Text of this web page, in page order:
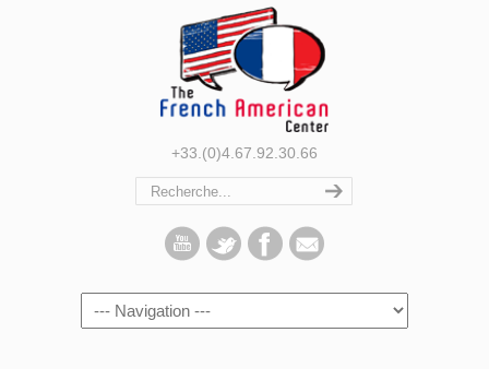
+33.(0)4.67.92.30.66
Navigation